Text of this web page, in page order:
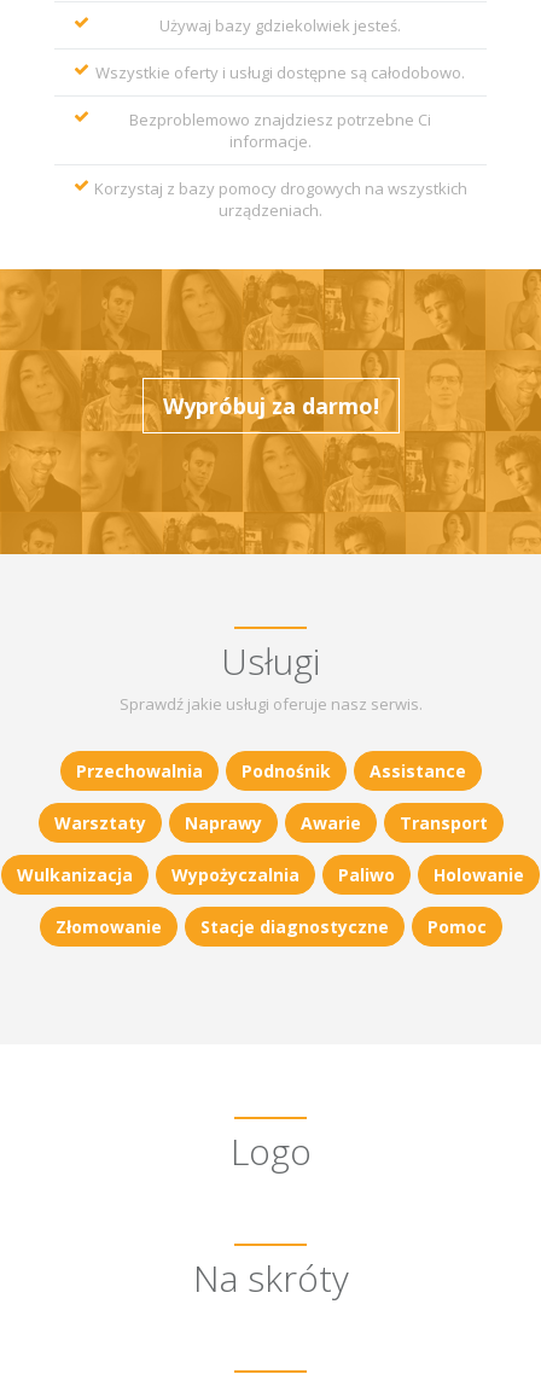
Używaj bazy gdziekolwiek jesteś.
Wszystkie oferty i usługi dostępne są całodobowo.
Bezproblemowo znajdziesz potrzebne Ci
informacje.
Korzystaj z bazy pomocy drogowych na wszystkich
urządzeniach.
Wypróbuj za darmo!
Usługi
Sprawdź jakie usługi oferuje nasz serwis.
Przechowalnia Podnośnik Assistance
Warsztaty Naprawy Awarie Transport
Wulkanizacja Wypożyczalnia Paliwo Holowanie
Złomowanie Stacje diagnostyczne Pomoc
Logo
Na skróty